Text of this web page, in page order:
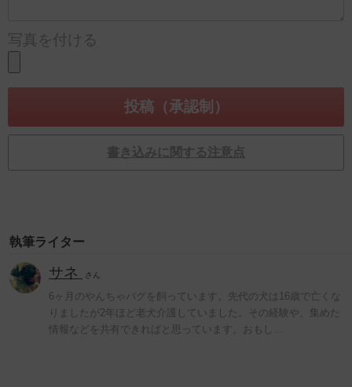
写真を付ける
書き込みに関する注意点
執筆ライター
サネ さん
6ヶ月のやんちゃパグを飼っています。先代の犬は16歳で亡くな
りましたが2年ほど老犬介護していました。その経験や、集めた
情報などを共有できればと思っています。おもし…